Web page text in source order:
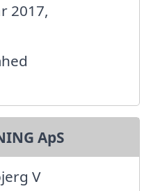
2017,
ApS
V